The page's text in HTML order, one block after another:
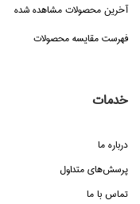
آخرین محصولات مشاهده شده
فهرست مقایسه محصولات
خدمات
درباره ما
پرسش‌هاي متداول
تماس با ما